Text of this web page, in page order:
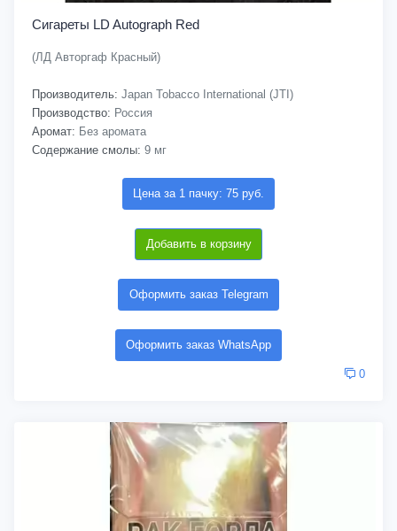
Сигареты LD Autograph Red
(ЛД Авторгаф Красный)
Производитель: Japan Tobacco International (JTI)
Производство: Россия
Аромат: Без аромата
Содержание смолы: 9 мг
Цена за 1 пачку: 75 руб.
Добавить в корзину
Оформить заказ Telegram
Оформить заказ WhatsApp
0